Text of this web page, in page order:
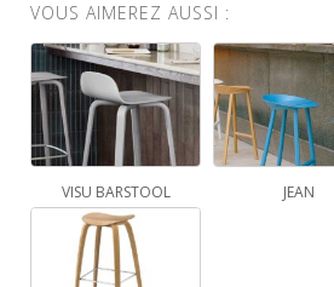
VOUS AIMEREZ AUSSI :
VISU BARSTOOL JEAN